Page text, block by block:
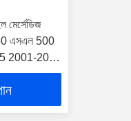
মের্সেডিজ
এসএল 500
2001-2007
প্লেয়ার